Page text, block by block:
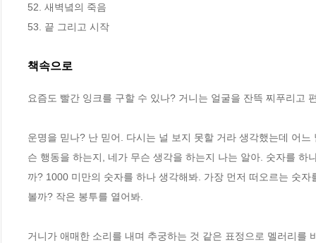
52. 새벽녘의 죽음
53. 끝 그리고 시작
책속으로
요즘도 빨간 잉크를 구할 수 있나? 거니는 얼굴을 잔뜩 찌푸리고
운명을 믿나? 난 믿어. 다시는 널 보지 못할 거라 생각했는데 어
슨 행동을 하는지, 네가 무슨 생각을 하는지 나는 알아. 숫자를
까? 1000 미만의 숫자를 하나 생각해봐. 가장 먼저 떠오르는 숫
볼까? 작은 봉투를 열어봐.
거니가 애매한 소리를 내며 추궁하는 것 같은 표정으로 멜러리를